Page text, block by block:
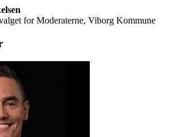
for Moderaterne, Viborg Kommune